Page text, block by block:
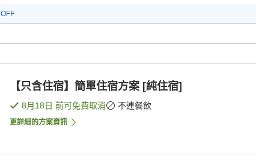
OFF
【只含住宿】簡單住宿方案 [純住宿]
8月18日 前可免費取消 不連餐飲
更詳細的方案資訊